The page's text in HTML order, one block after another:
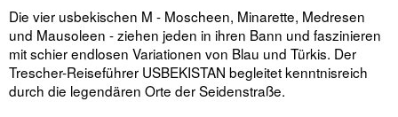
Die vier usbekischen M - Moscheen, Minarette, Medresen
und Mausoleen - ziehen jeden in ihren Bann und faszinieren
mit schier endlosen Variationen von Blau und Türkis. Der
Trescher-Reiseführer USBEKISTAN begleitet kenntnisreich
durch die legendären Orte der Seidenstraße.